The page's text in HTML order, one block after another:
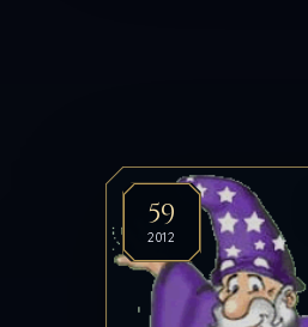
59
2012